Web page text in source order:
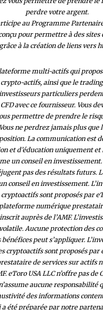
perdre votre argent.
au Programme
pour permettre à des sites
à la création de liens vers
multi-actifs qui
actifs, ainsi que le trading
particuliers
avec ce fournisseur. Vous
permettre de prendre le
ne perdrez jamais plus
La communication est
et d’éducation uniquement et
un conseil en
pas des résultats futurs.
conseil en investissement.
sont proposés par
numérique
auprès de l’AMF.
Aucune protection des
peut s’appliquer.
cryptoactifs sont proposés par
de services sur actifs
eToro USA LLC n’offre pas de
aucune responsabilité
des informations
été préparée par notre